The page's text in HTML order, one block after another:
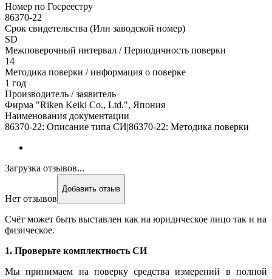
Номер по Госреестру
86370-22
Срок свидетельства (Или заводской номер)
SD
Межповерочный интервал / Периодичность поверки
14
Методика поверки / информация о поверке
1 год
Производитель / заявитель
Фирма "Riken Keiki Co., Ltd.", Япония
Наименования документации
86370-22: Описание типа СИ|86370-22: Методика поверки
Загрузка отзывов...
Нет отзывов
Добавить отзыв
Счёт может быть выставлен как на юридическое лицо так и на
физическое.
1. Проверьте комплектность СИ
Мы принимаем на поверку средства измерений в полной